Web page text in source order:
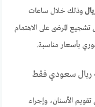
وذلك خلال ساعات
المرضى على الاهتمام
بأسعار مناسبة.
الأسنان، وإجراء